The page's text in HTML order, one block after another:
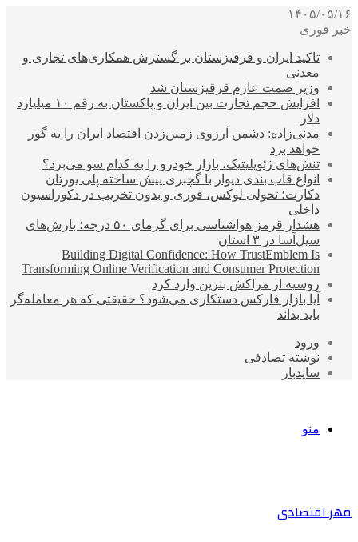
۱۴۰۵/۰۵/۱۶
خبر فوری
تاکید ایران و قرقیزستان بر گسترش همکاری‌های تجاری و
معدنی
وزیر صمت عازم قرقیزستان شد
افزایش حجم تجارت بین ایران و پاکستان به رقم ۱۰ میلیارد
دلار
مدنی‌زاده: دشمن آرزوی زمین‌زدن اقتصاد ایران را به گور
خواهد برد
تنش‌های ژئوپلیتیک، بازار خودرو را به کدام سو می‌برد؟
انواع قاب بندی دیوار با گچبری پیش ساخته پلی یورتان
دکارت؛ تحولی لوکس، فوری و بدون تخریب در دکوراسیون
داخلی
هشدار قرمز هواشناسی برای گرمای ۵۰ درجه؛ بارش‌های
سیل‌آسا در ۳ استان
Building Digital Confidence: How TrustEmblem Is
Transforming Online Verification and Consumer Protection
روسیه از مراکش بنزین وارد کرد
آیا بازار فارکس دستکاری می‌شود؟ حقیقتی که هر معامله‌گر
باید بداند
ورود
نوشته تصادفی
سایدبار
منو
مهر اقتصادی